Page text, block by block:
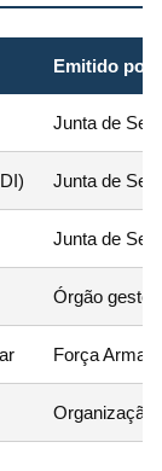
Emitido por
Junta de
Junta de
Junta de
Órgão
Força
Organização